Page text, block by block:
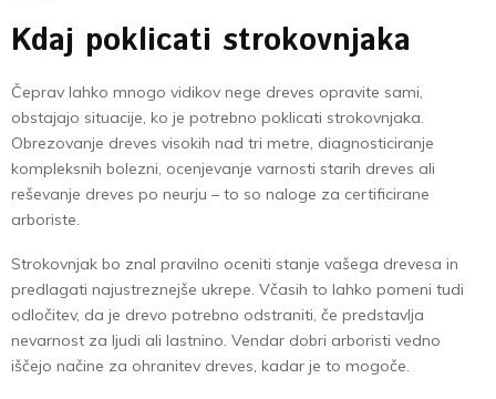
Kdaj poklicati strokovnjaka
Čeprav lahko mnogo vidikov nege dreves opravite sami,
obstajajo situacije, ko je potrebno poklicati strokovnjaka.
Obrezovanje dreves visokih nad tri metre, diagnosticiranje
kompleksnih bolezni, ocenjevanje varnosti starih dreves ali
reševanje dreves po neurju – to so naloge za certificirane
arboriste.
Strokovnjak bo znal pravilno oceniti stanje vašega drevesa in
predlagati najustreznejše ukrepe. Včasih to lahko pomeni tudi
odločitev, da je drevo potrebno odstraniti, če predstavlja
nevarnost za ljudi ali lastnino. Vendar dobri arboristi vedno
iščejo načine za ohranitev dreves, kadar je to mogoče.